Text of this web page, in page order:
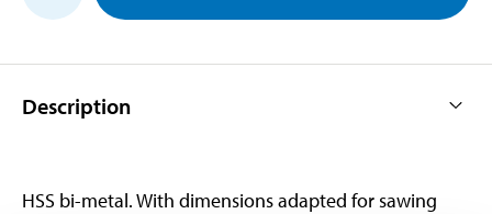
Description
HSS bi-metal. With dimensions adapted for sawing